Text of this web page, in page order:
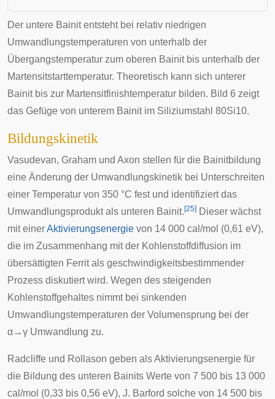
Der untere Bainit entsteht bei relativ niedrigen
Umwandlungstemperaturen von unterhalb der
Übergangstemperatur zum oberen Bainit bis unterhalb der
Martensitstarttemperatur. Theoretisch kann sich unterer
Bainit bis zur Martensitfinishtemperatur bilden. Bild 6 zeigt
das Gefüge von unterem Bainit im Siliziumstahl 80Si10.
Bildungskinetik
Vasudevan, Graham und Axon stellen für die Bainitbildung
eine Änderung der Umwandlungskinetik bei Unterschreiten
einer Temperatur von 350 °C fest und identifiziert das
Umwandlungsprodukt als unteren Bainit. [25] Dieser wächst
mit einerAktivierungsenergie von 14 000 cal/mol (0,61 eV),
die im Zusammenhang mit der Kohlenstoffdiffusion im
übersättigten Ferrit als geschwindigkeitsbestimmender
Prozess diskutiert wird. Wegen des steigenden
Kohlenstoffgehaltes nimmt bei sinkenden
Umwandlungstemperaturen der Volumensprung bei der
α→γ Umwandlung zu.
Radcliffe und Rollason geben als Aktivierungsenergie für
die Bildung des unteren Bainits Werte von 7 500 bis 13 000
cal/mol (0,33 bis 0,56 eV), J. Barford solche von 14 500 bis